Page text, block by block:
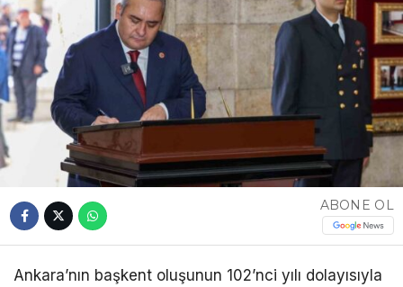
ABONE OL
Ankara’nın başkent oluşunun 102’nci yılı dolayısıyla